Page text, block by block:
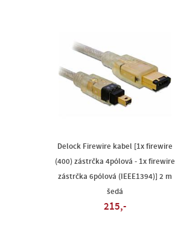
Delock Firewire kabel [1x firewire
(400) zástrčka 4pólová - 1x firewire
zástrčka 6pólová (IEEE1394)] 2 m
šedá
215,-